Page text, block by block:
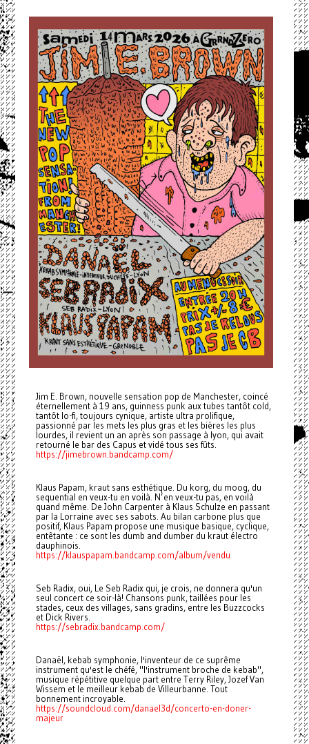
Jim E. Brown, nouvelle sensation pop de Manchester, coincé
éternellement à 19 ans, guinness punk aux tubes tantôt cold,
tantôt lo-fi, toujours cynique, artiste ultra prolifique,
passionné par les mets les plus gras et les bières les plus
lourdes, il revient un an après son passage à lyon, qui avait
retourné le bar des Capus et vidé tous ses fûts.
https://jimebrown.bandcamp.com/
Klaus Papam, kraut sans esthétique. Du korg, du moog, du
sequential en veux-tu en voilà. N’en veux-tu pas, en voilà
quand même. De John Carpenter à Klaus Schulze en passant
par la Lorraine avec ses sabots. Au bilan carbone plus que
positif, Klaus Papam propose une musique basique, cyclique,
entêtante : ce sont les dumb and dumber du kraut électro
dauphinois.
https://klauspapam.bandcamp.com/album/vendu
Seb Radix, oui, Le Seb Radix qui, je crois, ne donnera qu'un
seul concert ce soir-là! Chansons punk, taillées pour les
stades, ceux des villages, sans gradins, entre les Buzzcocks
et Dick Rivers.
https://sebradix.bandcamp.com/
Danaël, kebab symphonie, l'inventeur de ce suprême
instrument qu'est le chéfé, "l'instrument broche de kebab",
musique répétitive quelque part entre Terry Riley, Jozef Van
Wissem et le meilleur kebab de Villeurbanne. Tout
bonnement incroyable.
https://soundcloud.com/danael3d/concerto-en-doner-
majeur